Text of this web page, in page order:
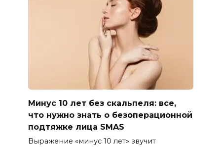
Минус 10 лет без скальпеля: все,
что нужно знать о безоперационной
подтяжке лица SMAS
Выражение «минус 10 лет» звучит